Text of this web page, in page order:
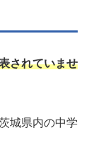
されていませ
城県内の中学